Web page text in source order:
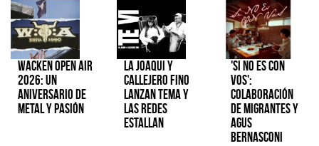
Wacken Open Air
2026: Un
aniversario de
metal y pasión
La Joaqui y
Callejero Fino
lanzan tema y
las redes
estallan
'Si No Es Con
Vos':
colaboración
de Migrantes y
Agus
Bernasconi